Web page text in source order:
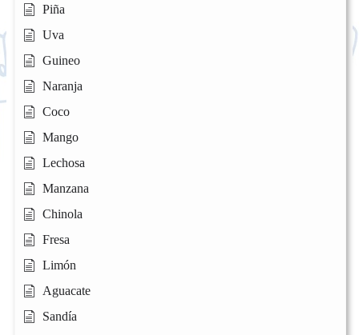
Piña
Uva
Guineo
Naranja
Coco
Mango
Lechosa
Manzana
Chinola
Fresa
Limón
Aguacate
Sandía